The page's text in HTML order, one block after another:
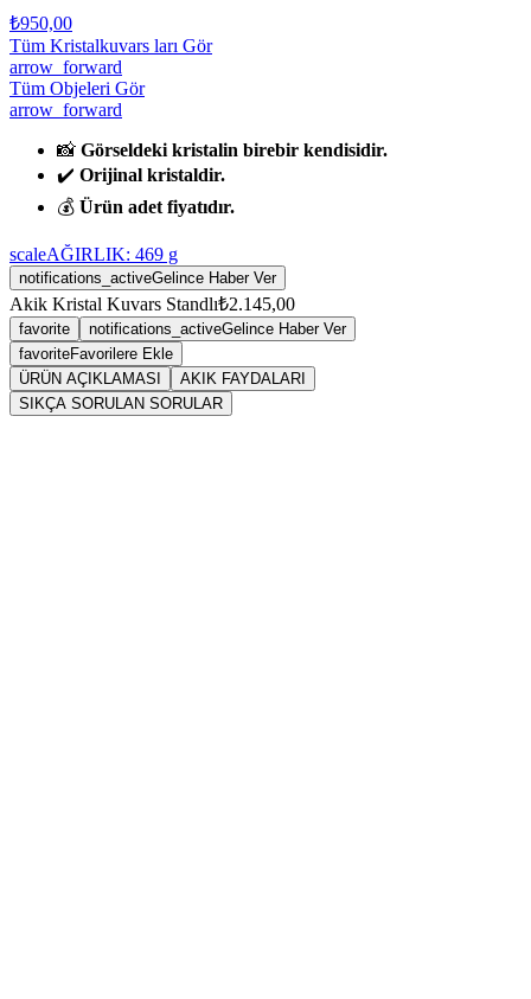
₺950,00
Tüm Kristalkuvars ları Gör
arrow_forward
Tüm Objeleri Gör
arrow_forward
📸 Görseldeki kristalin birebir kendisidir.
✔️ Orijinal kristaldir.
💰 Ürün adet fiyatıdır.
scaleAĞIRLIK: 469 g
notifications_activeGelince Haber Ver
Akik Kristal Kuvars Standlı₺2.145,00
favorite notifications_activeGelince Haber Ver
favoriteFavorilere Ekle
ÜRÜN AÇIKLAMASI
AKIK FAYDALARI
SIKÇA SORULAN SORULAR